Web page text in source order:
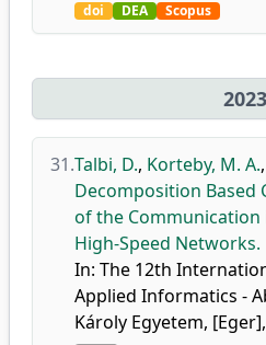
doi DEA Scopus
2023
31.Talbi, D., Korteby, M. A.,
Decomposition Based
of the Communication
High-Speed Networks.
In: The 12th
Applied Informatics -
Károly Egyetem,